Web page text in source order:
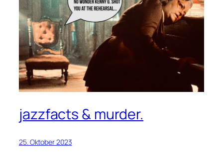
jazzfacts & murder.
25. Oktober 2023